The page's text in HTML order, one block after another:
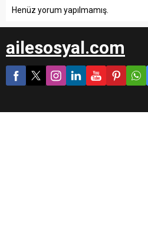
Henüz yorum yapılmamış.
ailesosyal.com